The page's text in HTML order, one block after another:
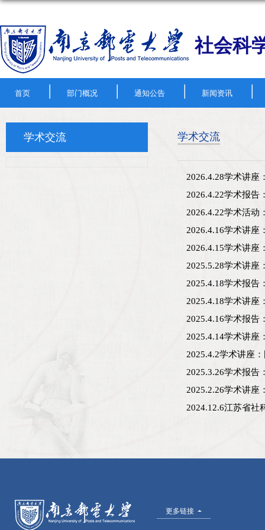
社会科
首页 部门概况 通知公告 新闻资讯
学术交流 学术交流
2026.4.28学术讲
2026.4.22学术报告
2026.4.22学术活
2026.4.16学术讲座
2026.4.15学术讲座
2025.5.28学术讲座
2025.4.18学术报告
2025.4.18学术讲座
2025.4.16学术报
2025.4.14学术讲座
2025.4.2学术讲座
2025.3.26学术报告
2025.2.26学术讲
2024.12.6江苏省社
更多链接